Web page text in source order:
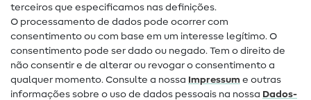
Contacto
Mudança de proprietário
Perguntas frequentes (FAQ)
Direito de cancelamento
terceiros que especificamos nas definições.
O processamento de dados pode ocorrer com
consentimento ou com base em um interesse legítimo. O
consentimento pode ser dado ou negado. Tem o direito de
não consentir e de alterar ou revogar o consentimento a
qualquer momento. Consulte a nossa Impressum e outras
informações sobre o uso de dados pessoais na nossa Dados­